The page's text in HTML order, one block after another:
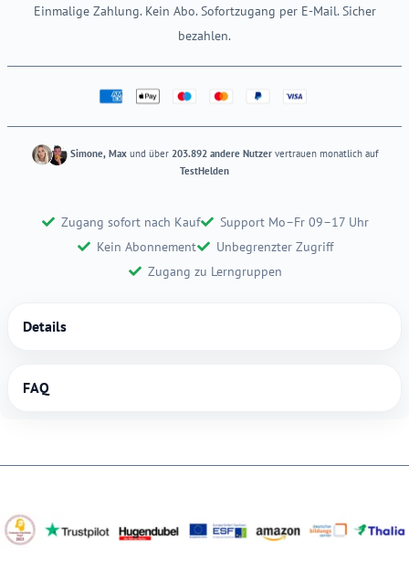
Einmalige Zahlung. Kein Abo. Sofortzugang per E-Mail. Sicher
bezahlen.
Simone, Maxund über 203.892 andere Nutzervertrauen monatlich auf
TestHelden
Zugang sofort nach Kauf
Support Mo–Fr 09–17 Uhr
Kein Abonnement
Unbegrenzter Zugriff
Zugang zu Lerngruppen
Details
FAQ